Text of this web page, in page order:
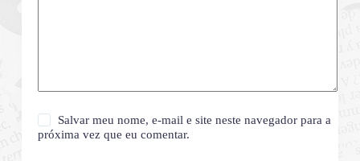
Salvar meu nome, e-mail e site neste navegador para a
próxima vez que eu comentar.